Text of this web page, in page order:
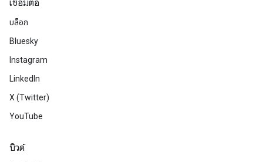
เชื่อมต่อ
บล็อก
Bluesky
Instagram
LinkedIn
X (Twitter)
YouTube
บิวด์